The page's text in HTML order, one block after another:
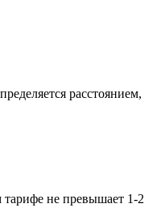
расстоянием,
не превышает 1-2